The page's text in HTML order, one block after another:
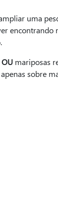
uma
encontrando
OU mariposas
sobre